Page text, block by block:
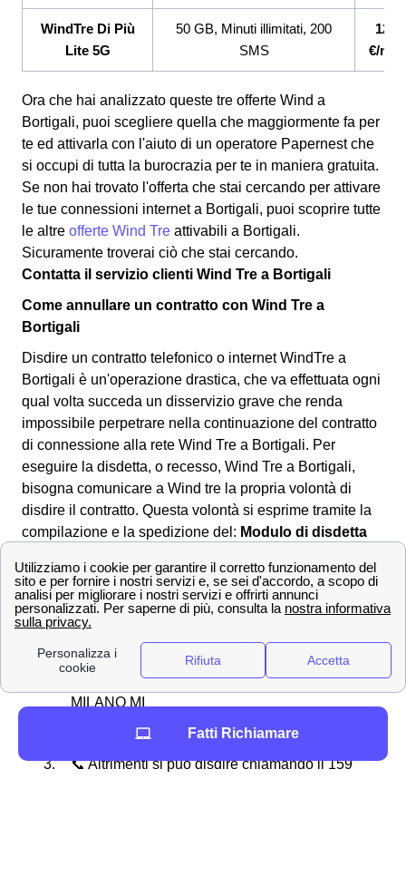
WindTre Di Più
Lite 5G
50 GB, Minuti illimitati, 200
SMS
€/
Ora che hai analizzato queste tre offerte Wind a
Bortigali, puoi scegliere quella che maggiormente fa per
te ed attivarla con l'aiuto di un operatore Papernest che
si occupi di tutta la burocrazia per te in maniera gratuita.
Se non hai trovato l'offerta che stai cercando per attivare
le tue connessioni internet a Bortigali, puoi scoprire tutte
le altre offerte Wind Tre attivabili a Bortigali.
Sicuramente troverai ciò che stai cercando.
Contatta il servizio clienti Wind Tre a Bortigali
Come annullare un contratto con Wind Tre a
Bortigali
Disdire un contratto telefonico o internet WindTre a
Bortigali è un'operazione drastica, che va effettuata ogni
qual volta succeda un disservizio grave che renda
impossibile perpetrare nella continuazione del contratto
di connessione alla rete Wind Tre a Bortigali. Per
eseguire la disdetta, o recesso, Wind Tre a Bortigali,
bisogna comunicare a Wind tre la propria volontà di
disdire il contratto. Questa volontà si esprime tramite la
compilazione e la spedizione del: Modulo di disdetta
web. Il modulo può essere inviato a Wind Tre a Bortigali
tramite diverse modalità:
WIND Tre SpA CD MILANO RECAPITO
BAGGIO Casella Postale 159 20152
MILANO MI
📧Tramite PEC all'indirizzo:[email protected]
📞 Altrimenti si può disdire chiamando il 159
Fatti Richiamare